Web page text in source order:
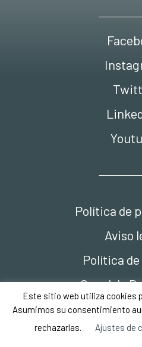
Política de
Aviso
Política
Canal de
Este sitio web utiliza cookies
Asumimos su consentimiento
rechazarlas.
Ajustes de